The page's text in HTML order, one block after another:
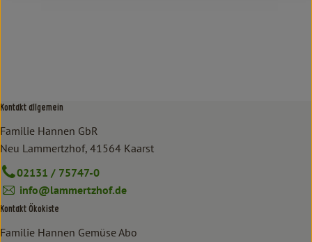
Kontakt allgemein
Familie Hannen GbR
Neu Lammertzhof, 41564 Kaarst
02131 / 75747-0
info@lammertzhof.de
Kontakt Ökokiste
Familie Hannen Gemüse Abo